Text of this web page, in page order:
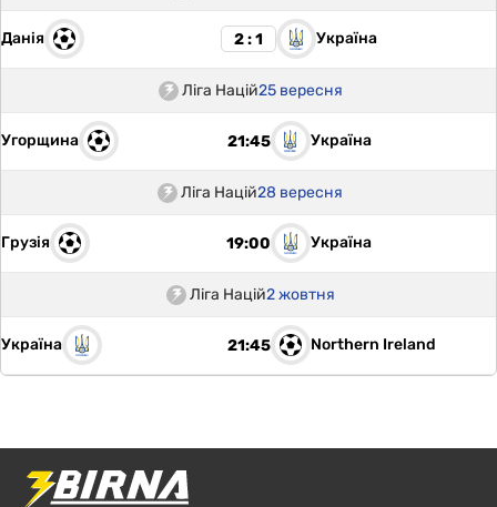
Данія 2 : 1 Україна
Ліга Націй25 вересня
Угорщина 21:45 Україна
Ліга Націй28 вересня
Грузія 19:00 Україна
Ліга Націй2 жовтня
Україна 21:45 Northern Ireland